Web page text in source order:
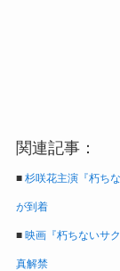
関連記事：
■ 杉咲花主演『朽ち
が到着
■ 映画『朽ちないサ
真解禁